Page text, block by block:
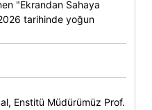
"Ekrandan Sahaya
tarihinde yoğun
Enstitü Müdürümüz Prof.